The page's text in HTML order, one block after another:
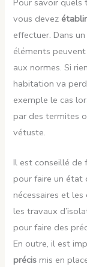
Pour savoir quels
vous devez
effectuer. Dans
éléments
aux normes. Si
habitation va
exemple le cas
par des termites
vétuste.
Il est conseillé de
pour faire un état
nécessaires et
les travaux
pour faire des
En outre, il est
précis mis en